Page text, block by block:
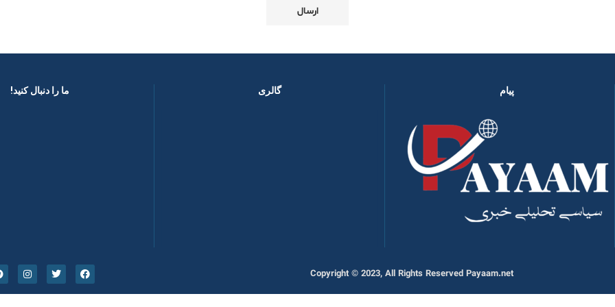
پیام گالری ما را دنبال کنید! ​
Copyright © 2023, All Rights Reserved Payaam.net